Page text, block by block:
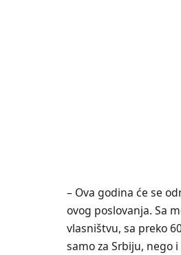
– Ova godina će se
ovog poslovanja. Sa
vlasništvu, sa preko
samo za Srbiju, nego